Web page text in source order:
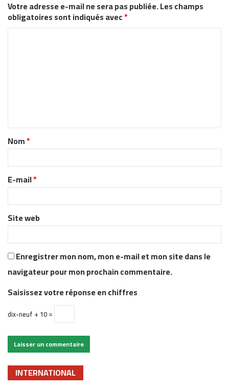
Votre adresse e-mail ne sera pas publiée.Les champs
obligatoires sont indiqués avec*
t
a
r
e
*
Nom*
E-mail*
Site web
Enregistrer mon nom, mon e-mail et mon site dans le
navigateur pour mon prochain commentaire.
Saisissez votre réponse en chiffres
dix-neuf + 10 =
INTERNATIONAL